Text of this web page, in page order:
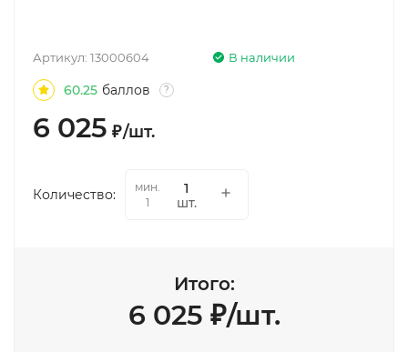
В наличии
Артикул: 13000604
60.25 баллов ?
6 025 ₽/шт.
Количество:
мин.
1
шт.
Итого:
6 025 ₽/шт.